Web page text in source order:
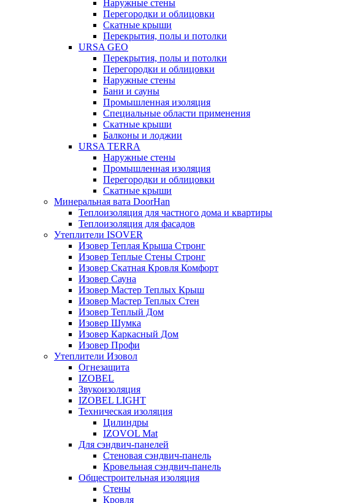
Наружные стены
Перегородки и облицовки
Скатные крыши
Перекрытия, полы и потолки
URSA GEO
Перекрытия, полы и потолки
Перегородки и облицовки
Наружные стены
Бани и сауны
Промышленная изоляция
Специальные области применения
Скатные крыши
Балконы и лоджии
URSA TERRA
Наружные стены
Промышленная изоляция
Перегородки и облицовки
Скатные крыши
Минеральная вата DoorHan
Теплоизоляция для частного дома и квартиры
Теплоизоляция для фасадов
Утеплители ISOVER
Изовер Теплая Крыша Стронг
Изовер Теплые Стены Стронг
Изовер Скатная Кровля Комфорт
Изовер Сауна
Изовер Мастер Теплых Крыш
Изовер Мастер Теплых Стен
Изовер Теплый Дом
Изовер Шумка
Изовер Каркасный Дом
Изовер Профи
Утеплители Изовол
Огнезащита
IZOBEL
Звукоизоляция
IZOBEL LIGHT
Техническая изоляция
Цилиндры
IZOVOL Mat
Для сэндвич-панелей
Стеновая сэндвич-панель
Кровельная сэндвич-панель
Общестроительная изоляция
Стены
Кровля